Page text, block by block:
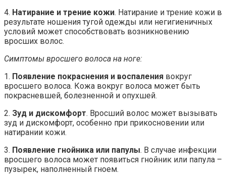
4. Натирание и трение кожи. Натирание и трение кожи в
результате ношения тугой одежды или негигиеничных
условий может способствовать возникновению
вросших волос.
Симптомы вросшего волоса на ноге:
1. Появление покраснения и воспаления вокруг
вросшего волоса. Кожа вокруг волоса может быть
покрасневшей, болезненной и опухшей.
2. Зуд и дискомфорт. Вросший волос может вызывать
зуд и дискомфорт, особенно при прикосновении или
натирании кожи.
3. Появление гнойника или папулы. В случае инфекции
вросшего волоса может появиться гнойник или папула –
пузырек, наполненный гноем.